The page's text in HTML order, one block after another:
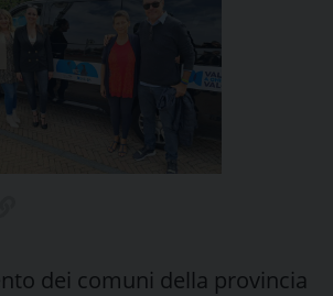
dei comuni della provincia